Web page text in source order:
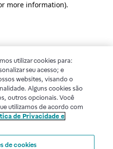
more information).
utilizar cookies para:
seu acesso; e
websites, visando o
Alguns cookies são
outros opcionais. Você
utilizamos de acordo com
de Privacidade e
de cookies